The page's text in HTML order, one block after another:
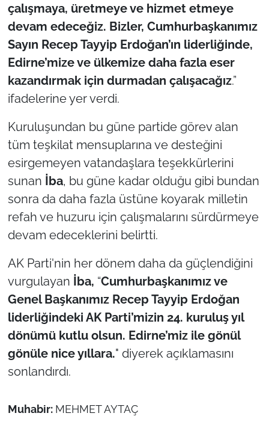
çalışmaya, üretmeye ve hizmet etmeye
devam edeceğiz. Bizler, Cumhurbaşkanımız
Sayın Recep Tayyip Erdoğan’ın liderliğinde,
Edirne’mize ve ülkemize daha fazla eser
kazandırmak için durmadan çalışacağız.”
ifadelerine yer verdi.
Kuruluşundan bu güne partide görev alan
tüm teşkilat mensuplarına ve desteğini
esirgemeyen vatandaşlara teşekkürlerini
sunan İba, bu güne kadar olduğu gibi bundan
sonra da daha fazla üstüne koyarak milletin
refah ve huzuru için çalışmalarını sürdürmeye
devam edeceklerini belirtti.
AK Parti'nin her dönem daha da güçlendiğini
vurgulayan İba, “Cumhurbaşkanımız ve
Genel Başkanımız Recep Tayyip Erdoğan
liderliğindeki AK Parti’mizin 24. kuruluş yıl
dönümü kutlu olsun. Edirne’miz ile gönül
gönüle nice yıllara." diyerek açıklamasını
sonlandırdı.
Muhabir: MEHMET AYTAÇ